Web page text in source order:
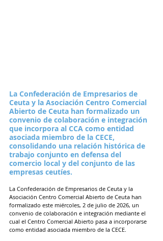
La Confederación de Empresarios de
Ceuta y la Asociación Centro Comercial
Abierto de Ceuta han formalizado un
convenio de colaboración e integración
que incorpora al CCA como entidad
asociada miembro de la CECE,
consolidando una relación histórica de
trabajo conjunto en defensa del
comercio local y del conjunto de las
empresas ceutíes.
La Confederación de Empresarios de Ceuta y la
Asociación Centro Comercial Abierto de Ceuta han
formalizado este miércoles, 2 de julio de 2026, un
convenio de colaboración e integración mediante el
cual el Centro Comercial Abierto pasa a incorporarse
como entidad asociada miembro de la CECE.